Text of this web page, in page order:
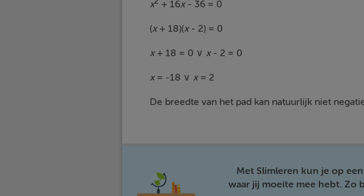
x + 16x- 36 = 0
(x+ 18)(x- 2) = 0
x+ 18 = 0 ∨ x- 2 = 0
x= -18 ∨ x= 2
De breedte van het pad kan natuurlijk niet
Met Slimleren kun je op
waar jij moeite mee hebt. Zo